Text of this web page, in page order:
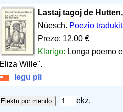
Lastaj tagoj de
Nüesch. Poezio
Prezo: 12.00 €
Klarigo: Longa poemo
Eliza Wille".
legu pli
ekz.